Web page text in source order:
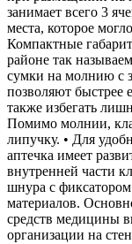
занимает всего 3
места, которое
Компактные
районе так
сумки на молнию с
позволяют быстрее
также избегать
Помимо молнии,
липучку. • Для
аптечка имеет
внутренней части
шнура с
материалов.
средств медицины
организации на